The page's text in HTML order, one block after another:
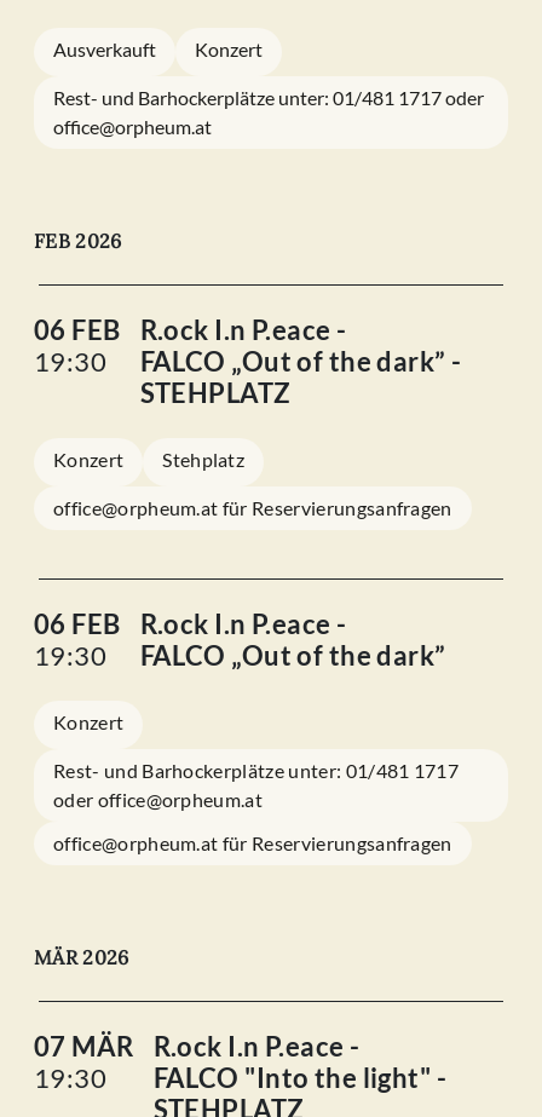
Ausverkauft Konzert
Rest- und Barhockerplätze unter: 01/481 1717 oder
office@orpheum.at
FEB 2026
06 FEB
19:30
R.ock I.n P.eace -
FALCO „Out of the dark” -
STEHPLATZ
Konzert Stehplatz
office@orpheum.at für Reservierungsanfragen
06 FEB
19:30
R.ock I.n P.eace -
FALCO „Out of the dark”
Konzert
Rest- und Barhockerplätze unter: 01/481 1717
oder office@orpheum.at
office@orpheum.at für Reservierungsanfragen
MÄR 2026
07 MÄR
19:30
R.ock I.n P.eace -
FALCO "Into the light" -
STEHPLATZ